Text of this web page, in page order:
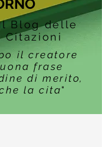
Blog delle
Citazioni
il creatore
frase
di merito,
la cita"